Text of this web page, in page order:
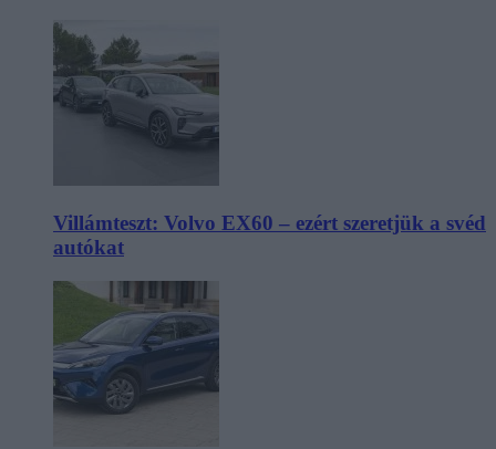
Villámteszt: Volvo EX60 – ezért szeretjük a svéd
autókat